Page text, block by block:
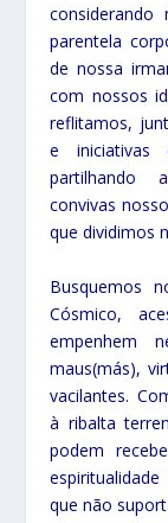
parentela
de nossa
com nossos
reflitamos,
e iniciativas
partilhando
convivas
que dividimos
Busquemos
Cósmico,
empenhem
maus(más),
vacilantes.
à ribalta
podem
que não